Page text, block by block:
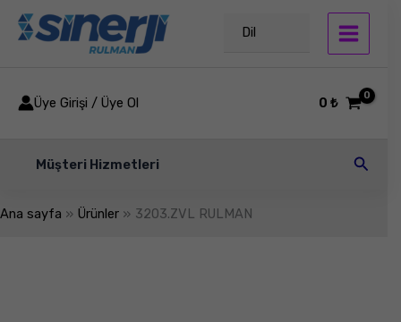
İçeriğe
atla
Dil
Üye Girişi / Üye Ol 0₺
Müşteri Hizmetleri Arama
Ana sayfa Ürünler 3203.ZVL RULMAN